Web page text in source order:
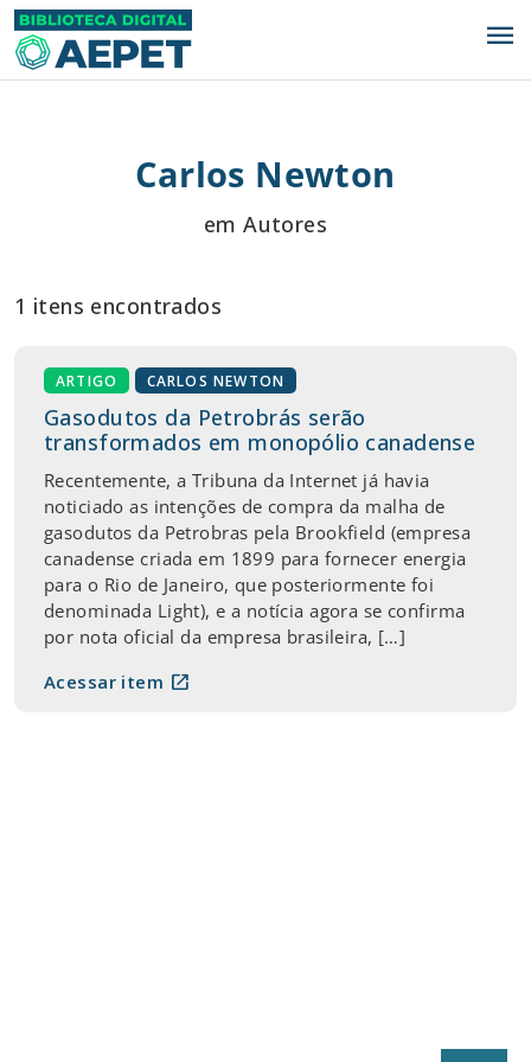
menu
Carlos Newton
em Autores
1 itens encontrados
ARTIGO CARLOS NEWTON
Gasodutos da Petrobrás serão
transformados em monopólio canadense
Recentemente, a Tribuna da Internet já havia
noticiado as intenções de compra da malha de
gasodutos da Petrobras pela Brookfield (empresa
canadense criada em 1899 para fornecer energia
para o Rio de Janeiro, que posteriormente foi
denominada Light), e a notícia agora se confirma
por nota oficial da empresa brasileira, […]
Acessar item open_in_new